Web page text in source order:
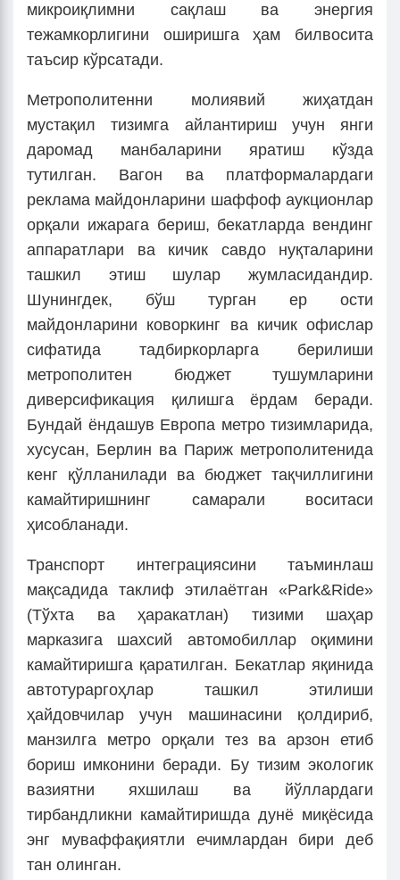
микроиқлимни сақлаш ва энергия
тежамкорлигини оширишга ҳам билвосита
таъсир кўрсатади.
Метрополитенни молиявий жиҳатдан
мустақил тизимга айлантириш учун янги
даромад манбаларини яратиш кўзда
тутилган. Вагон ва платформалардаги
реклама майдонларини шаффоф аукционлар
орқали ижарага бериш, бекатларда вендинг
аппаратлари ва кичик савдо нуқталарини
ташкил этиш шулар жумласидандир.
Шунингдек, бўш турган ер ости
майдонларини коворкинг ва кичик офислар
сифатида тадбиркорларга берилиши
метрополитен бюджет тушумларини
диверсификация қилишга ёрдам беради.
Бундай ёндашув Европа метро тизимларида,
хусусан, Берлин ва Париж метрополитенида
кенг қўлланилади ва бюджет тақчиллигини
камайтиришнинг самарали воситаси
ҳисобланади.
Транспорт интеграциясини таъминлаш
мақсадида таклиф этилаётган «Park&Ride»
(Тўхта ва ҳаракатлан) тизими шаҳар
марказига шахсий автомобиллар оқимини
камайтиришга қаратилган. Бекатлар яқинида
автотураргоҳлар ташкил этилиши
ҳайдовчилар учун машинасини қолдириб,
манзилга метро орқали тез ва арзон етиб
бориш имконини беради. Бу тизим экологик
вазиятни яхшилаш ва йўллардаги
тирбандликни камайтиришда дунё миқёсида
энг муваффақиятли ечимлардан бири деб
тан олинган.